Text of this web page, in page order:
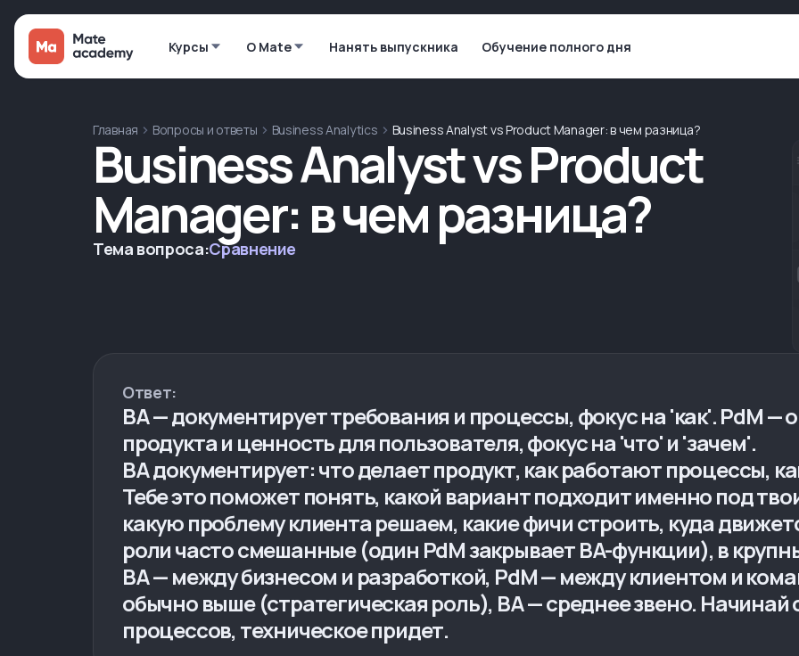
Курсы О Mate Нанять выпускника Обучение полного дня
Главная Вопросы и ответы Business Analytics Business Analyst vs Product Manager: в чем разница?
Business Analyst vs Product
Manager: в чем разница?
Тема вопроса:Сравнение
Ответ:
BA — документирует требования и процессы, фокус на 'как'. PdM —
продукта и ценность для пользователя, фокус на 'что' и 'зачем'.
BA документирует: что делает продукт, как работают процессы,
Тебе это поможет понять, какой вариант подходит именно под
какую проблему клиента решаем, какие фичи строить, куда
роли часто смешанные (один PdM закрывает BA-функции), в
BA — между бизнесом и разработкой, PdM — между клиентом и
обычно выше (стратегическая роль), BA — среднее звено. Начинай
процессов, техническое придет.